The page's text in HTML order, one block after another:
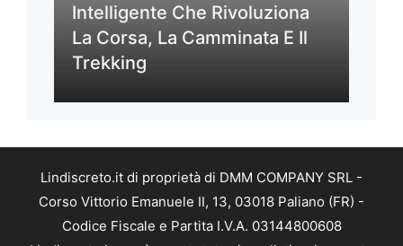
Intelligente Che Rivoluziona
La Corsa, La Camminata E Il
Trekking
Lindiscreto.it di proprietà di DMM COMPANY SRL -
Corso Vittorio Emanuele II, 13, 03018 Paliano (FR) -
Codice Fiscale e Partita I.V.A. 03144800608